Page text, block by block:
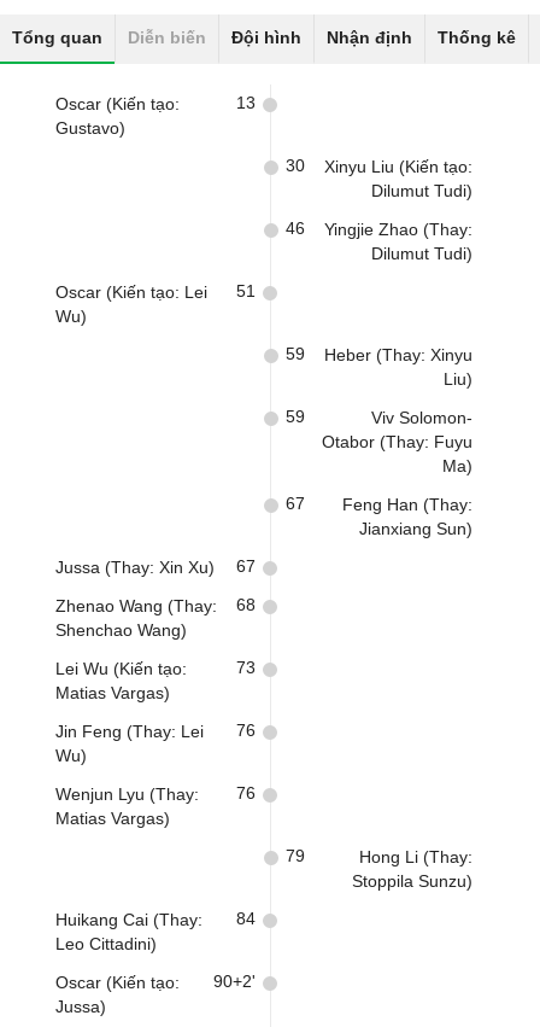
Tổng quan Diễn biến Đội hình Nhận định Thống kê
Oscar (Kiến tạo:
Gustavo)
13
Xinyu Liu (Kiến tạo:
Dilumut Tudi)
30
Yingjie Zhao (Thay:
Dilumut Tudi)
46
Oscar (Kiến tạo: Lei
Wu)
51
Heber (Thay: Xinyu
Liu)
59
Viv Solomon-
Otabor (Thay: Fuyu
Ma)
59
Feng Han (Thay:
Jianxiang Sun)
67
Jussa (Thay: Xin Xu) 67
Zhenao Wang (Thay:
Shenchao Wang)
68
Lei Wu (Kiến tạo:
Matias Vargas)
73
Jin Feng (Thay: Lei
Wu)
76
Wenjun Lyu (Thay:
Matias Vargas)
76
Hong Li (Thay:
Stoppila Sunzu)
79
Huikang Cai (Thay:
Leo Cittadini)
84
Oscar (Kiến tạo:
Jussa)
90+2'